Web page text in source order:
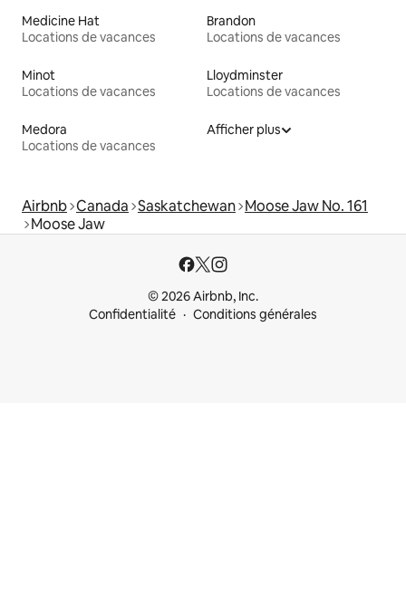
Medicine Hat
Locations de vacances
Brandon
Locations de vacances
Minot
Locations de vacances
Lloydminster
Locations de vacances
Medora
Locations de vacances
Afficher plus
Airbnb Canada Saskatchewan Moose Jaw No. 161
Moose Jaw
© 2026 Airbnb, Inc.
Confidentialité
Conditions générales